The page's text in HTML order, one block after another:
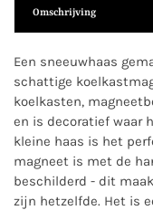
Omschrijving
Een sneeuwhaas
schattige
koelkasten,
en is decoratief waar
kleine haas is het
magneet is met de
beschilderd - dit
zijn hetzelfde. Het is